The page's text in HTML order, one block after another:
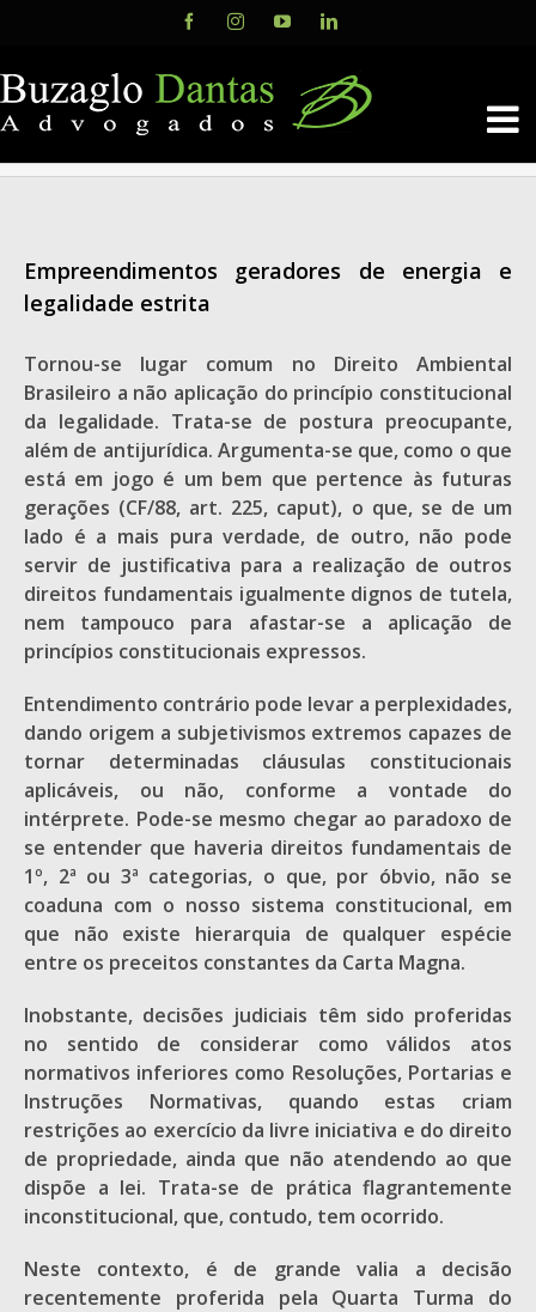
content
FacebookInstagramYouTubeLinkedIn
Empreendimentos geradores de energia e
legalidade estrita
Tornou-se lugar comum no Direito Ambiental
Brasileiro a não aplicação do princípio constitucional
da legalidade. Trata-se de postura preocupante,
além de antijurídica. Argumenta-se que, como o que
está em jogo é um bem que pertence às futuras
gerações (CF/88, art. 225, caput), o que, se de um
lado é a mais pura verdade, de outro, não pode
servir de justificativa para a realização de outros
direitos fundamentais igualmente dignos de tutela,
nem tampouco para afastar-se a aplicação de
princípios constitucionais expressos.
Entendimento contrário pode levar a perplexidades,
dando origem a subjetivismos extremos capazes de
tornar determinadas cláusulas constitucionais
aplicáveis, ou não, conforme a vontade do
intérprete. Pode-se mesmo chegar ao paradoxo de
se entender que haveria direitos fundamentais de
1º, 2ª ou 3ª categorias, o que, por óbvio, não se
coaduna com o nosso sistema constitucional, em
que não existe hierarquia de qualquer espécie
entre os preceitos constantes da Carta Magna.
Inobstante, decisões judiciais têm sido proferidas
no sentido de considerar como válidos atos
normativos inferiores como Resoluções, Portarias e
Instruções Normativas, quando estas criam
restrições ao exercício da livre iniciativa e do direito
de propriedade, ainda que não atendendo ao que
dispõe a lei. Trata-se de prática flagrantemente
inconstitucional, que, contudo, tem ocorrido.
Neste contexto, é de grande valia a decisão
recentemente proferida pela Quarta Turma do